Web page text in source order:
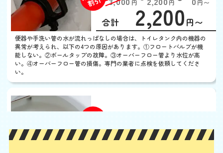
円
EB
限
定
割
引
円 円〜
合計 2,200 円〜
便器や手洗い管の水が流れっぱなしの場合は、トイレタンク内の機器の
異常が考えられ、以下の4つの原因があります。①フロートバルブが機
能しない。②ボールタップの故障。③オーバーフロー管より水位が高
い。④オーバーフロー管の損傷。専門の業者に点検を依頼してくださ
い。
EB
限
合計 2,200円〜